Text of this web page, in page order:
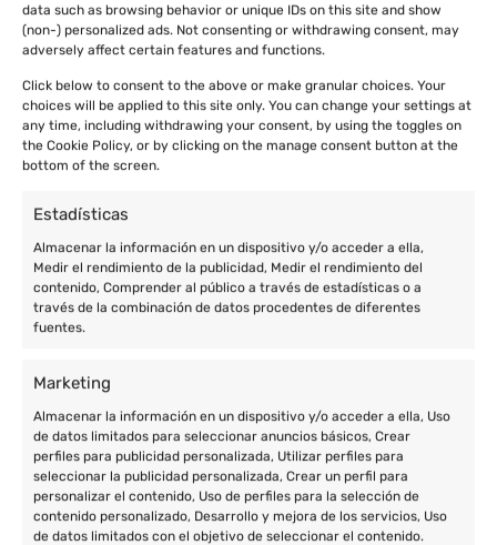
data such as browsing behavior or unique IDs on this site and show
(non-) personalized ads. Not consenting or withdrawing consent, may
adversely affect certain features and functions.
Click below to consent to the above or make granular choices. Your
choices will be applied to this site only. You can change your settings at
any time, including withdrawing your consent, by using the toggles on
the Cookie Policy, or by clicking on the manage consent button at the
bottom of the screen.
Estadísticas
Almacenar la información en un dispositivo y/o acceder a ella,
Medir el rendimiento de la publicidad, Medir el rendimiento del
contenido, Comprender al público a través de estadísticas o a
través de la combinación de datos procedentes de diferentes
fuentes.
Marketing
Almacenar la información en un dispositivo y/o acceder a ella, Uso
de datos limitados para seleccionar anuncios básicos, Crear
perfiles para publicidad personalizada, Utilizar perfiles para
seleccionar la publicidad personalizada, Crear un perfil para
personalizar el contenido, Uso de perfiles para la selección de
contenido personalizado, Desarrollo y mejora de los servicios, Uso
de datos limitados con el objetivo de seleccionar el contenido.